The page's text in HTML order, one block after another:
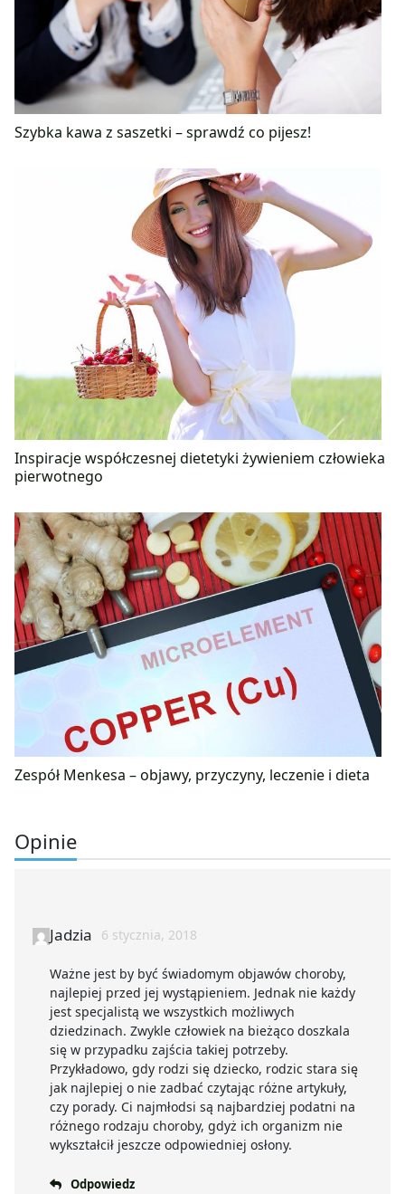
Szybka kawa z saszetki – sprawdź co pijesz!
Inspiracje współczesnej dietetyki żywieniem człowieka
pierwotnego
Zespół Menkesa – objawy, przyczyny, leczenie i dieta
Opinie
Jadzia 6 stycznia, 2018
Ważne jest by być świadomym objawów choroby,
najlepiej przed jej wystąpieniem. Jednak nie każdy
jest specjalistą we wszystkich możliwych
dziedzinach. Zwykle człowiek na bieżąco doszkala
się w przypadku zajścia takiej potrzeby.
Przykładowo, gdy rodzi się dziecko, rodzic stara się
jak najlepiej o nie zadbać czytając różne artykuły,
czy porady. Ci najmłodsi są najbardziej podatni na
różnego rodzaju choroby, gdyż ich organizm nie
wykształcił jeszcze odpowiedniej osłony.
Odpowiedz